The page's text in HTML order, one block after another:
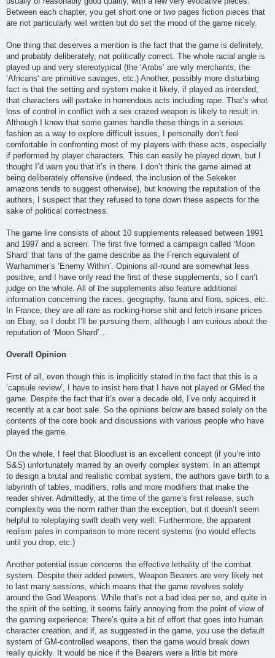
Between each chapter, you get short one or two pages fiction pieces that
are not particularly well written but do set the mood of the game nicely.
One thing that deserves a mention is the fact that the game is definitely,
and probably deliberately, not politically correct. The whole racial angle is
played up and very stereotypical (the ‘Arabs’ are wily merchants, the
‘Africans’ are primitive savages, etc.) Another, possibly more disturbing
fact is that the setting and system make it likely, if played as intended,
that characters will partake in horrendous acts including rape. That’s what
loss of control in conflict with a sex crazed weapon is likely to result in.
Although I know that some games handle these things in a serious
fashion as a way to explore difficult issues, I personally don’t feel
comfortable in confronting most of my players with these acts, especially
if performed by player characters. This can easily be played down, but I
thought I’d warn you that it’s in there. I don’t think the game aimed at
being deliberately offensive (indeed, the inclusion of the Sekeker
amazons tends to suggest otherwise), but knowing the reputation of the
authors, I suspect that they refused to tone down these aspects for the
sake of political correctness.
The game line consists of about 10 supplements released between 1991
and 1997 and a screen. The first five formed a campaign called ‘Moon
Shard’ that fans of the game describe as the French equivalent of
Warhammer’s ‘Enemy Within’. Opinions all-round are somewhat less
positive, and I have only read the first of these supplements, so I can’t
judge on the whole. All of the supplements also feature additional
information concerning the races, geography, fauna and flora, spices, etc.
In France, they are all rare as rocking-horse shit and fetch insane prices
on Ebay, so I doubt I’ll be pursuing them, although I am curious about the
reputation of ‘Moon Shard’…
Overall Opinion
First of all, even though this is implicitly stated in the fact that this is a
‘capsule review’, I have to insist here that I have not played or GMed the
game. Despite the fact that it’s over a decade old, I’ve only acquired it
recently at a car boot sale. So the opinions below are based solely on the
contents of the core book and discussions with various people who have
played the game.
On the whole, I feel that Bloodlust is an excellent concept (if you’re into
S&S) unfortunately marred by an overly complex system. In an attempt
to design a brutal and realistic combat system, the authors gave birth to a
labyrinth of tables, modifiers, rolls and more modifiers that make the
reader shiver. Admittedly, at the time of the game’s first release, such
complexity was the norm rather than the exception, but it doesn’t seem
helpful to roleplaying swift death very well. Furthermore, the apparent
realism pales in comparison to more recent systems (no would effects
until you drop, etc.)
Another potential issue concerns the effective lethality of the combat
system. Despite their added powers, Weapon Bearers are very likely not
to last many sessions, which means that the game revolves solely
around the God Weapons. While that’s not a bad idea per se, and quite in
the spirit of the setting, it seems fairly annoying from the point of view of
the gaming experience: There’s quite a bit of effort that goes into human
character creation, and if, as suggested in the game, you use the default
system of GM-controlled weapons, then the game would break down
really quickly. It would be nice if the Bearers were a little bit more